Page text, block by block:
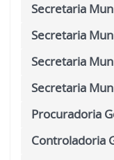
Secretaria
Secretaria
Secretaria
Secretaria
Procuradoria
Controladoria